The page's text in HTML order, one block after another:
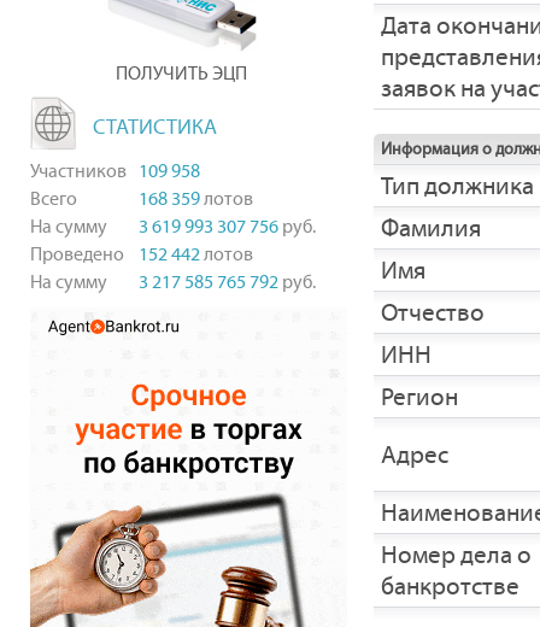
ПОЛУЧИТЬ ЭЦП
СТАТИСТИКА
Участников 109 958
Всего
168 359лотов
На сумму
3 619 993 307 756 руб.
Проведено
152 442лотов
На сумму
3 217 585 765 792 руб.
Дата
заявок на
Информация о
Тип должника
Фамилия
Имя
Отчество
ИНН
Регион
Адрес
Номер дела о
банкротстве